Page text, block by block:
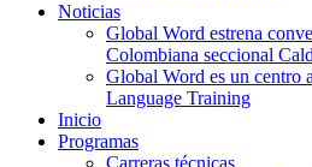
Noticias
Global Word estrena
Colombiana seccional
Global Word es un centro
Language Training
Inicio
Programas
Carreras técnicas